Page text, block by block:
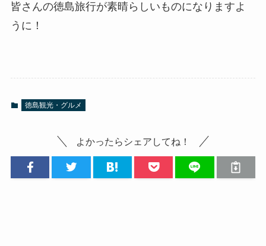
皆さんの徳島旅行が素晴らしいものになりますよ
うに！
徳島観光・グルメ
よかったらシェアしてね！